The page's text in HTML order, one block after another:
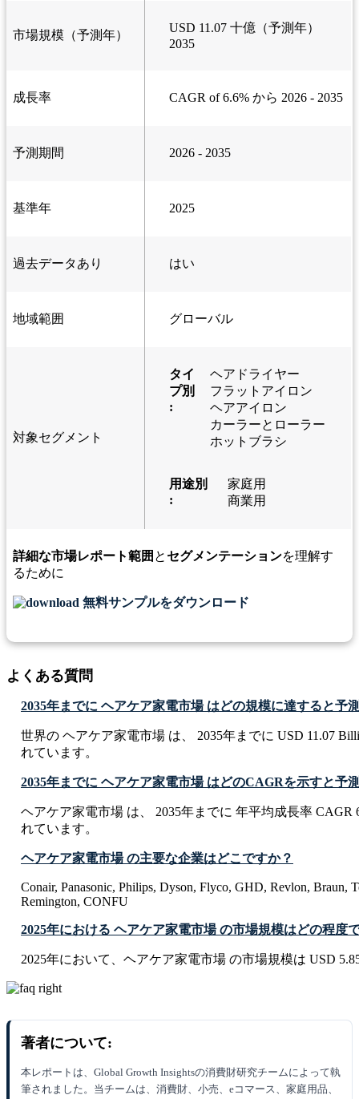
市場規模（予測年）
USD 11.07 十億（予測年）
2035
成長率 CAGR of 6.6% から 2026 - 2035
予測期間 2026 - 2035
基準年 2025
過去データあり はい
地域範囲 グローバル
対象セグメント
タイ
プ別
:
ヘアドライヤー
フラットアイロン
ヘアアイロン
カーラーとローラー
ホットブラシ
用途別
:
家庭用
商業用
詳細な市場レポート範囲 と セグメンテーションを理解す
るために
無料サンプルをダウンロード
よくある質問
2035年までに ヘアケア家電市場 はどの規模に達すると予
世界の ヘアケア家電市場 は、 2035年までに USD 11.07
れています。
2035年までに ヘアケア家電市場 はどのCAGRを示すと予
ヘアケア家電市場 は、 2035年までに 年平均成長率 CAGR
れています。
ヘアケア家電市場 の主要な企業はどこですか？
Conair, Panasonic, Philips, Dyson, Flyco, GHD, Revlon, Braun,
Remington, CONFU
2025年における ヘアケア家電市場 の市場規模はどの程度
2025年において、ヘアケア家電市場 の市場規模は USD
著者について:
本レポートは、Global Growth Insightsの消費財研究チームによって執
筆されました。当チームは、消費財、小売、eコマース、家庭用品、